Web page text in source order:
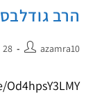
הרב
azamra10 28 במרץ 2019